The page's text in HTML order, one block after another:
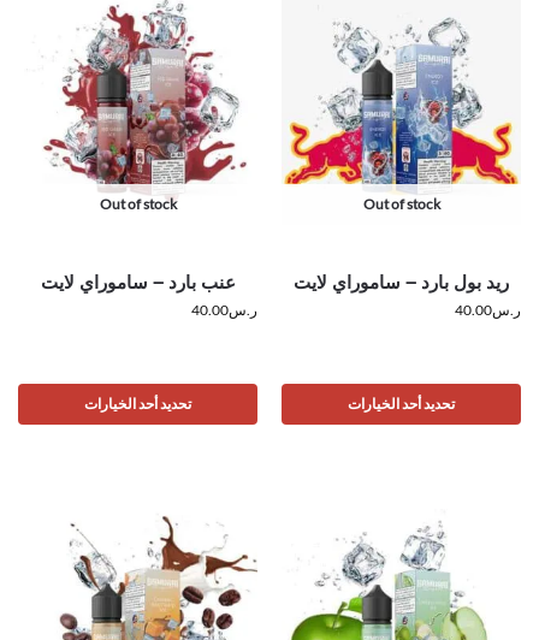
Out of stock
ريد بول بارد – ساموراي لايت
ر.س40.00
تحديد أحد الخيارات
Out of stock
عنب بارد – ساموراي لايت
ر.س40.00
تحديد أحد الخيارات